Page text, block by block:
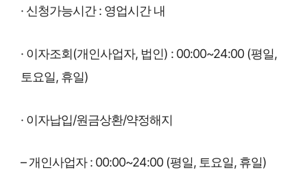
· 신청가능시간 : 영업시간 내
· 이자조회(개인사업자, 법인) : 00:00~24:00 (평일,
토요일, 휴일)
· 이자납입/원금상환/약정해지
– 개인사업자 : 00:00~24:00 (평일, 토요일, 휴일)